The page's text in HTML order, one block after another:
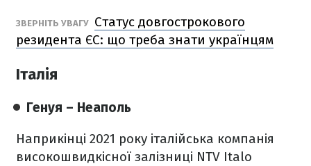
ЗВЕРНІТЬ УВАГУ Статус довгострокового
резидента ЄС: що треба знати українцям
Італія
Генуя – Неаполь
Наприкінці 2021 року італійська компанія
високошвидкісної залізниці NTV Italo